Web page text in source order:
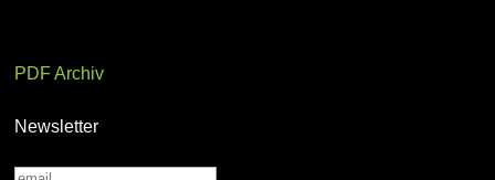
PDF Archiv
Newsletter